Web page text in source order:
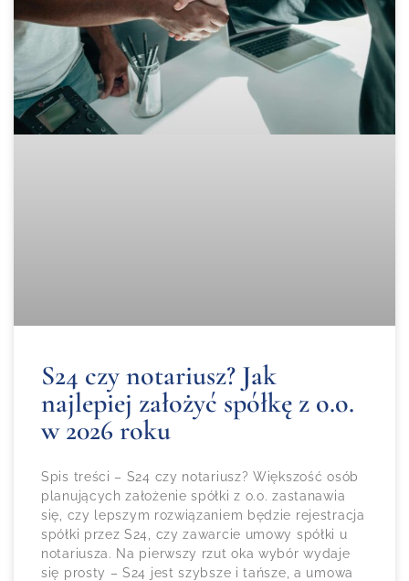
S24 czy notariusz? Jak
najlepiej założyć spółkę z o.o.
w 2026 roku
Spis treści – S24 czy notariusz? Większość osób
planujących założenie spółki z o.o. zastanawia
się, czy lepszym rozwiązaniem będzie rejestracja
spółki przez S24, czy zawarcie umowy spółki u
notariusza. Na pierwszy rzut oka wybór wydaje
się prosty – S24 jest szybsze i tańsze, a umowa